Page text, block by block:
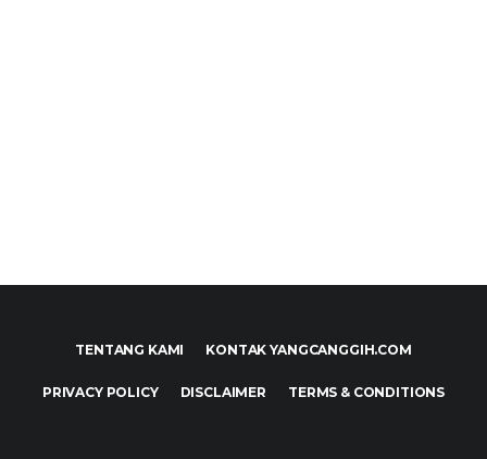
TENTANG KAMI KONTAK YANGCANGGIH.COM
PRIVACY POLICY DISCLAIMER TERMS & CONDITIONS